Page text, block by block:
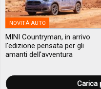
NOVITÀ AUTO
MINI Countryman, in arrivo
l'edizione pensata per gli
amanti dell'avventura
Carica